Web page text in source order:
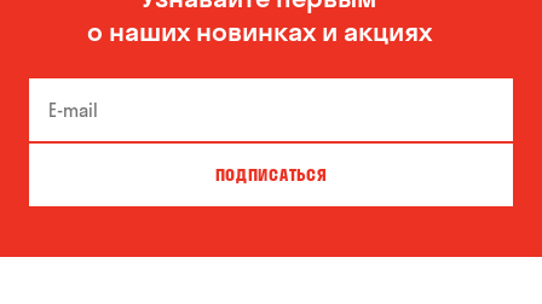
о наших новинках и акциях
ПОДПИСАТЬСЯ